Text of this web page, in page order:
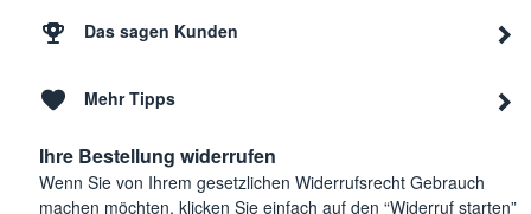
Das sagen Kunden
Mehr Tipps
Ihre Bestellung widerrufen
Wenn Sie von Ihrem gesetzlichen Widerrufsrecht Gebrauch
machen möchten, klicken Sie einfach auf den “Widerruf starten”